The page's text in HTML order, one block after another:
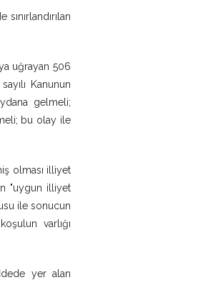
uğrayan 506
Kanunun
gelmeli;
bu olay ile
olması illiyet
"uygun illiyet
ile sonucun
varlığı
yer alan